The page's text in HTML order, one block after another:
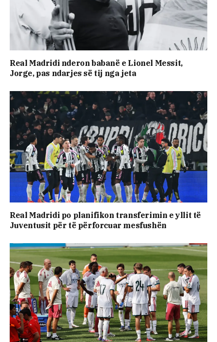
Real Madridi nderon babanë e Lionel Messit,
Jorge, pas ndarjes së tij nga jeta
Real Madridi po planifikon transferimin e yllit të
Juventusit për të përforcuar mesfushën